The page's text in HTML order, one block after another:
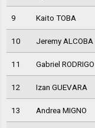
9 Kaito TOBA
10 Jeremy ALCOBA
11 Gabriel RODRIGO
12 Izan GUEVARA
13 Andrea MIGNO